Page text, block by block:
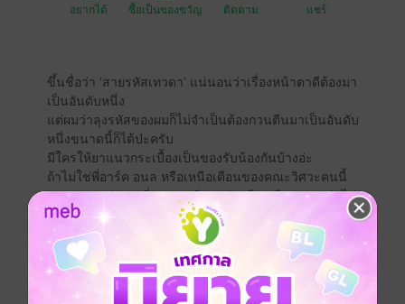
อยากได้ ซื้อเป็นของขวัญ ติดตาม แชร์
ขึ้นชื่อว่า ‘สายรหัสเทวดา’ แน่นอนว่าเรื่องหน้าตาดีต้องมา
เป็นอันดับหนึ่ง
แต่ผมว่าลุงรหัสของผมก็ไม่จำเป็นต้องกวนตีนมาเป็นอันดับ
หนึ่งขนาดนี้ก็ได้ป่ะครับ
มีใครให้ยาแนวกระเบื้องเป็นของรับน้องกันบ้างอ่ะ
ถ้าไม่ใช่พี่อาร์ค อนล หรือเหนือเดือนของคณะวิศวะคนนี้
บอกเลยนะว่าการที่ผมตกเวทีตอนคัดเลือกเดือนคณะ ยังไม่
หนักใจเท่าการมีลุงรหัสเป็นพี่อาร์คเลยอ่ะ
เพราะอะไรน่ะหรอครับ... ก็เพราะพี่อาร์คทำให้ผมรู้สึกว่า
ผมพิเศษกว่าคนอื่นเค้านี่นา
ทั้งบล็อกไอจี!
บล็อกเฟซ!!